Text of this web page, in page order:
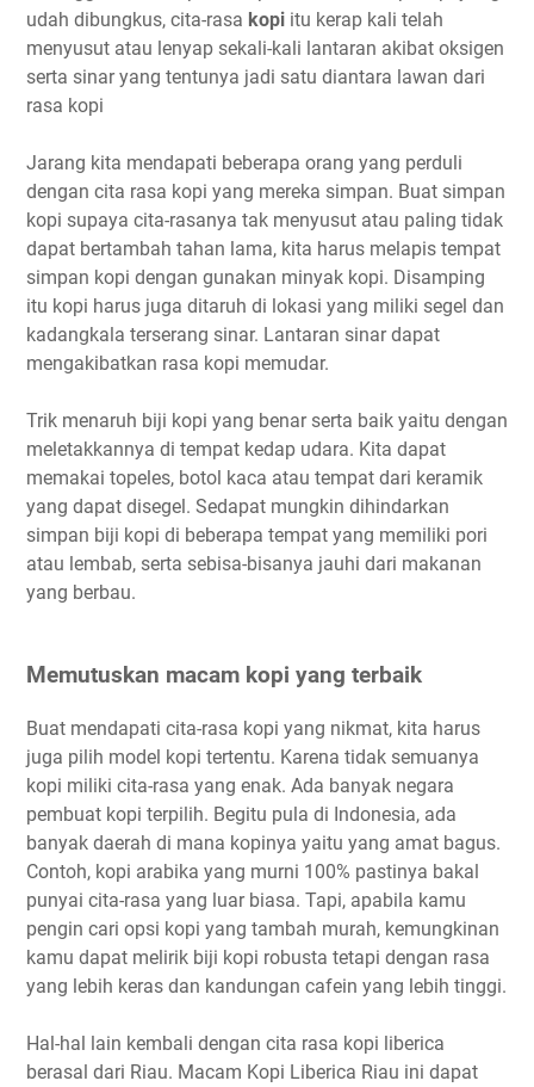
udah dibungkus, cita-rasa kopi itu kerap kali telah
menyusut atau lenyap sekali-kali lantaran akibat oksigen
serta sinar yang tentunya jadi satu diantara lawan dari
rasa kopi
Jarang kita mendapati beberapa orang yang perduli
dengan cita rasa kopi yang mereka simpan. Buat simpan
kopi supaya cita-rasanya tak menyusut atau paling tidak
dapat bertambah tahan lama, kita harus melapis tempat
simpan kopi dengan gunakan minyak kopi. Disamping
itu kopi harus juga ditaruh di lokasi yang miliki segel dan
kadangkala terserang sinar. Lantaran sinar dapat
mengakibatkan rasa kopi memudar.
Trik menaruh biji kopi yang benar serta baik yaitu dengan
meletakkannya di tempat kedap udara. Kita dapat
memakai topeles, botol kaca atau tempat dari keramik
yang dapat disegel. Sedapat mungkin dihindarkan
simpan biji kopi di beberapa tempat yang memiliki pori
atau lembab, serta sebisa-bisanya jauhi dari makanan
yang berbau.
Memutuskan macam kopi yang terbaik
Buat mendapati cita-rasa kopi yang nikmat, kita harus
juga pilih model kopi tertentu. Karena tidak semuanya
kopi miliki cita-rasa yang enak. Ada banyak negara
pembuat kopi terpilih. Begitu pula di Indonesia, ada
banyak daerah di mana kopinya yaitu yang amat bagus.
Contoh, kopi arabika yang murni 100% pastinya bakal
punyai cita-rasa yang luar biasa. Tapi, apabila kamu
pengin cari opsi kopi yang tambah murah, kemungkinan
kamu dapat melirik biji kopi robusta tetapi dengan rasa
yang lebih keras dan kandungan cafein yang lebih tinggi.
Hal-hal lain kembali dengan cita rasa kopi liberica
berasal dari Riau. Macam Kopi Liberica Riau ini dapat